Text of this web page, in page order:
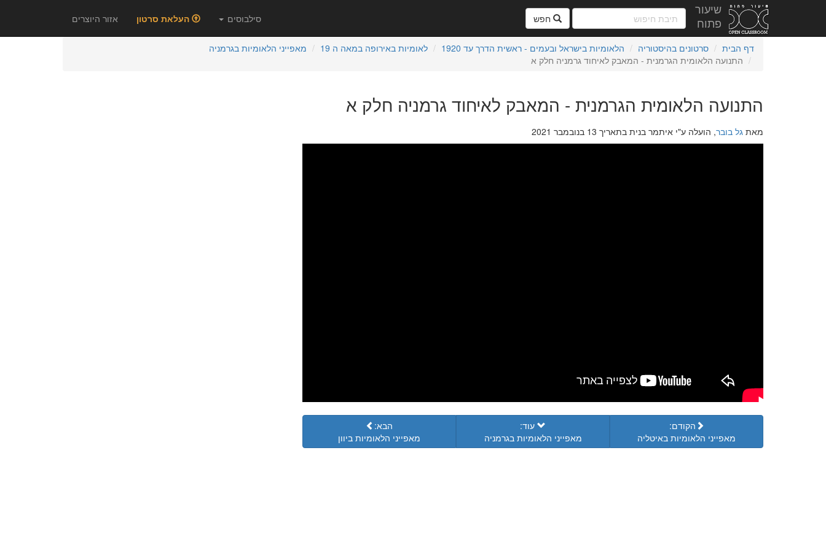
שיעור
פתוח
חפש סילבוסים העלאת סרטון אזור היוצרים
דף הבית סרטונים בהיסטוריה הלאומיות בישראל ובעמים - ראשית הדרך עד 1920 לאומיות באירופה במאה ה 19
מאפייני הלאומיות בגרמניה
התנועה הלאומית הגרמנית - המאבק לאיחוד גרמניה חלק א
התנועה הלאומית הגרמנית - המאבק לאיחוד גרמניה חלק א
מאת גל בובר, הועלה ע"י איתמר בנית בתאריך 13 בנובמבר 2021
הקודם:
מאפייני הלאומיות באיטליה
עוד:
מאפייני הלאומיות בגרמניה
הבא:
מאפייני הלאומיות ביוון